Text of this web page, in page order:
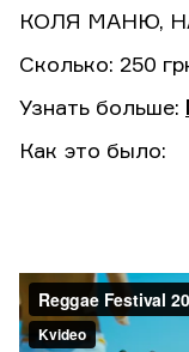
КОЛЯ МАНЮ,
Сколько: 250
Узнать больше:
Как это было: